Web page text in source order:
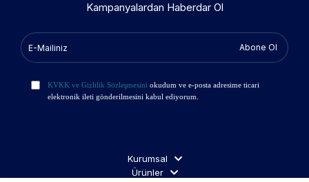
Kampanyalardan Haberdar Ol
Abone Ol
KVKK ve Gizlilik Sözleşmesini okudum ve e-posta adresime ticari
elektronik ileti gönderilmesini kabul ediyorum.
Kurumsal
Ürünler